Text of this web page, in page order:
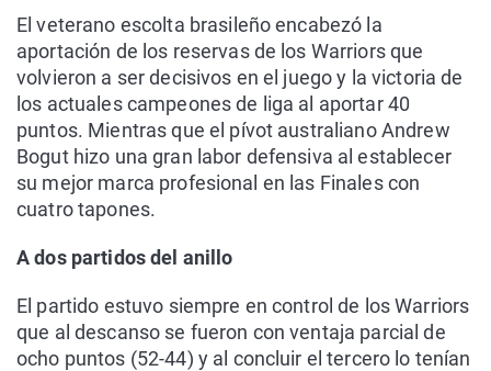
El veterano escolta brasileño encabezó la
aportación de los reservas de los Warriors que
volvieron a ser decisivos en el juego y la victoria de
los actuales campeones de liga al aportar 40
puntos. Mientras que el pívot australiano Andrew
Bogut hizo una gran labor defensiva al establecer
su mejor marca profesional en las Finales con
cuatro tapones.
A dos partidos del anillo
El partido estuvo siempre en control de los Warriors
que al descanso se fueron con ventaja parcial de
ocho puntos (52-44) y al concluir el tercero lo tenían